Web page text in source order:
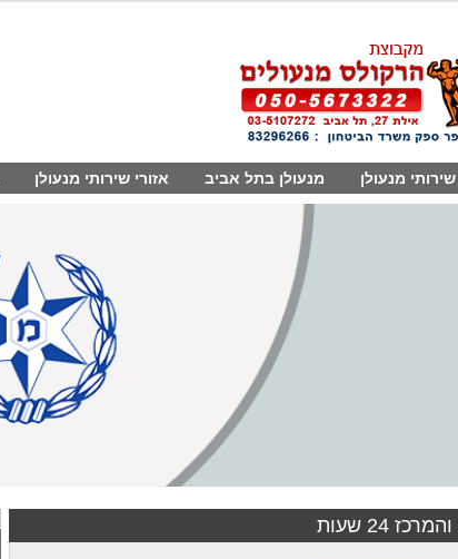
שירותי מנעולן מנעולן בתל אביב אזורי שירותי מנעולן